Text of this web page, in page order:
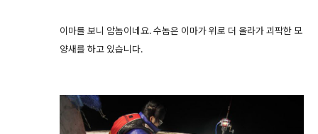
이마를 보니 암놈이네요. 수놈은 이마가 위로 더 올라가 괴팍한 모
양새를 하고 있습니다.